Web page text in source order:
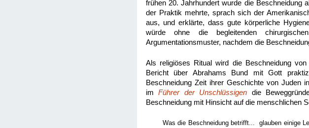
frühen 20. Jahrhundert wurde die Beschneidung
der Praktik mehrte, sprach sich der
aus, und erklärte, dass gute körperliche
würde ohne die begleitenden
Argumentationsmuster, nachdem die
Als religiöses Ritual wird die Beschneidung
Bericht über Abrahams Bund mit Gott
Beschneidung Zeit ihrer Geschichte von Juden
imFührer der Unschlüssigen die
Beschneidung mit Hinsicht auf die menschlichen
Was die Beschneidung betrifft... glauben einige